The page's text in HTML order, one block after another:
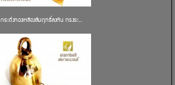
กระดิ่งทองเหลืองสัมฤทธิ์ลงหิน ทรงระ...